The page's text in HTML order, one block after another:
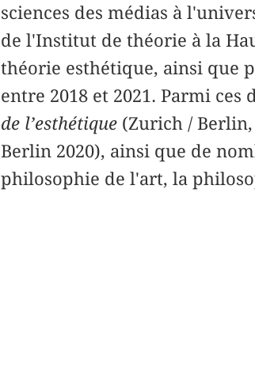
sciences des médias à
de l'Institut de théorie à la
théorie esthétique, ainsi que
entre 2018 et 2021. Parmi
de l’esthétique(Zurich / Berlin,
Berlin 2020), ainsi que de
philosophie de l'art, la